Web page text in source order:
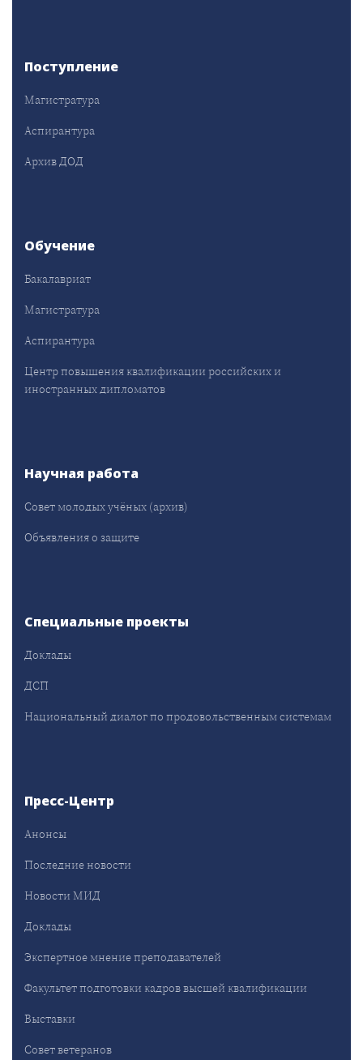
Поступление
Магистратура
Аспирантура
Архив ДОД
Обучение
Бакалавриат
Магистратура
Аспирантура
Центр повышения квалификации российских и
иностранных дипломатов
Научная работа
Совет молодых учёных (архив)
Объявления о защите
Специальные проекты
Доклады
ДСП
Национальный диалог по продовольственным системам
Пресс-Центр
Анонсы
Последние новости
Новости МИД
Доклады
Экспертное мнение преподавателей
Факультет подготовки кадров высшей квалификации
Выставки
Совет ветеранов